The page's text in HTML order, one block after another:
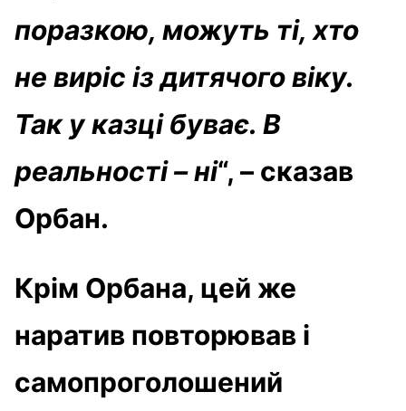
поразкою, можуть ті, хто
не виріс із дитячого віку.
Так у казці буває. В
реальності – ні“, – сказав
Орбан.
Крім Орбана, цей же
наратив повторював і
самопроголошений